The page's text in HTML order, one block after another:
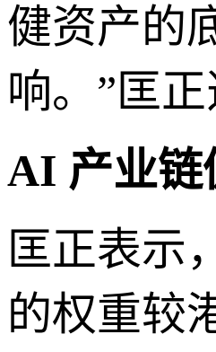
健资产的
响。”匡正
AI 产业链
匡正表示
的权重较